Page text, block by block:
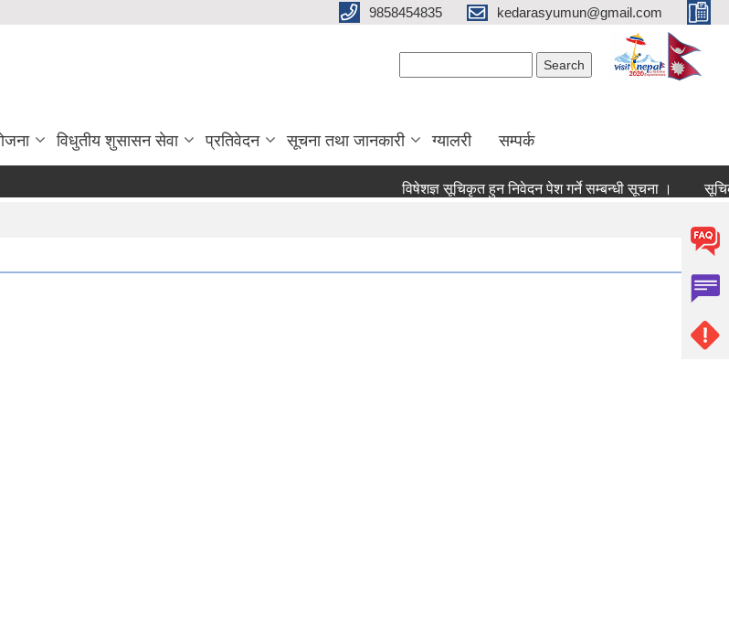
9858454835 kedarasyumun@gmail.com
विधुतीय शुसासन सेवा प्रतिवेदन सूचना तथा जानकारी ग्यालरी सम्पर्क
विषेशज्ञ सूचिकृत हुन निवेदन पेश गर्ने सम्बन्धी सूचना । सूचिकृत